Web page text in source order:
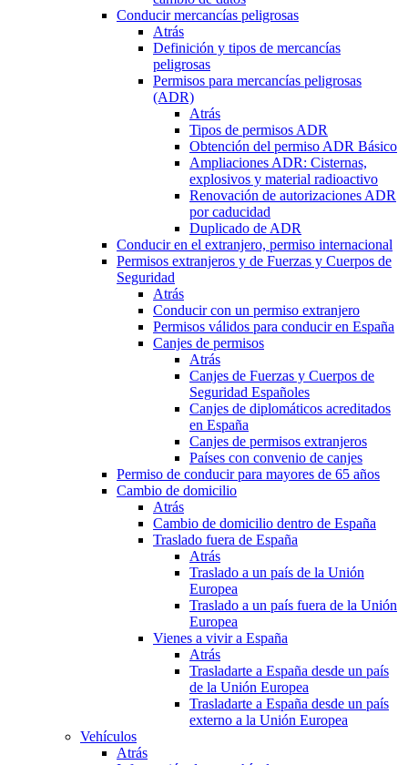
Conducir mercancías peligrosas
Atrás
Definición y tipos de mercancías
peligrosas
Permisos para mercancías peligrosas
(ADR)
Atrás
Tipos de permisos ADR
Obtención del permiso ADR Básico
Ampliaciones ADR: Cisternas,
explosivos y material radioactivo
Renovación de autorizaciones ADR
por caducidad
Duplicado de ADR
Conducir en el extranjero, permiso internacional
Permisos extranjeros y de Fuerzas y Cuerpos de
Seguridad
Atrás
Conducir con un permiso extranjero
Permisos válidos para conducir en España
Canjes de permisos
Atrás
Canjes de Fuerzas y Cuerpos de
Seguridad Españoles
Canjes de diplomáticos acreditados
en España
Canjes de permisos extranjeros
Países con convenio de canjes
Permiso de conducir para mayores de 65 años
Cambio de domicilio
Atrás
Cambio de domicilio dentro de España
Traslado fuera de España
Atrás
Traslado a un país de la Unión
Europea
Traslado a un país fuera de la Unión
Europea
Vienes a vivir a España
Atrás
Trasladarte a España desde un país
de la Unión Europea
Trasladarte a España desde un país
externo a la Unión Europea
Vehículos
Atrás